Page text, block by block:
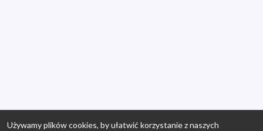
Używamy plików cookies, by ułatwić korzystanie z naszych